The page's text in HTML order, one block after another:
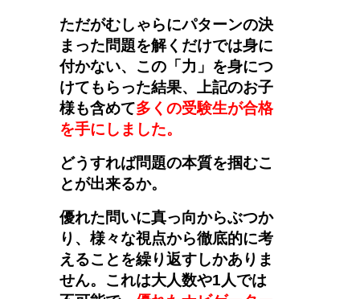
ただがむしゃらにパターンの決
まった問題を解くだけでは身に
付かない、この「力」を身につ
けてもらった結果、上記のお子
様も含めて多くの受験生が合格
を手にしました。
どうすれば問題の本質を掴むこ
とが出来るか。
優れた問いに真っ向からぶつか
り、様々な視点から徹底的に考
えることを繰り返すしかありま
せん。これは大人数や1人では